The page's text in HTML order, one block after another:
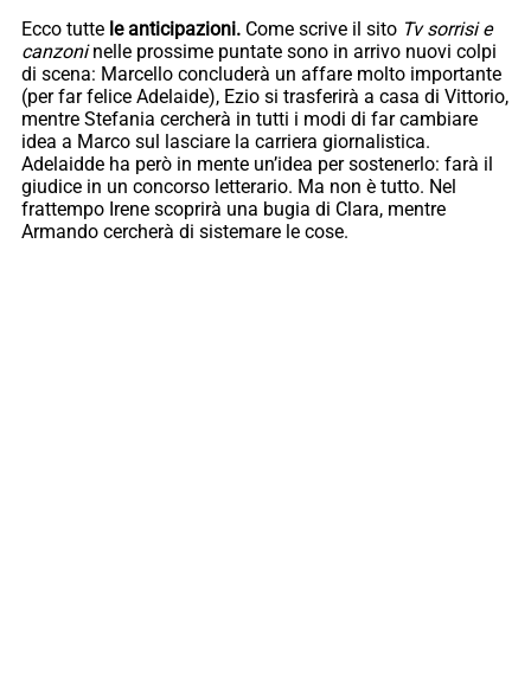
Ecco tutte le anticipazioni. Come scrive il sito Tv sorrisi e
canzoninelle prossime puntate sono in arrivo nuovi colpi
di scena: Marcello concluderà un affare molto importante
(per far felice Adelaide), Ezio si trasferirà a casa di Vittorio,
mentre Stefania cercherà in tutti i modi di far cambiare
idea a Marco sul lasciare la carriera giornalistica.
Adelaidde ha però in mente un’idea per sostenerlo: farà il
giudice in un concorso letterario. Ma non è tutto. Nel
frattempo Irene scoprirà una bugia di Clara, mentre
Armando cercherà di sistemare le cose.